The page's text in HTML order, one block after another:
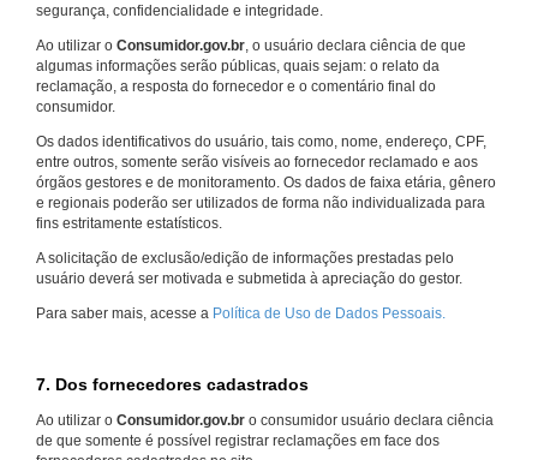
segurança, confidencialidade e integridade.
Ao utilizar o Consumidor.gov.br , o usuário declara ciência de que
algumas informações serão públicas, quais sejam: o relato da
reclamação, a resposta do fornecedor e o comentário final do
consumidor.
Os dados identificativos do usuário, tais como, nome, endereço, CPF,
entre outros, somente serão visíveis ao fornecedor reclamado e aos
órgãos gestores e de monitoramento. Os dados de faixa etária, gênero
e regionais poderão ser utilizados de forma não individualizada para
fins estritamente estatísticos.
A solicitação de exclusão/edição de informações prestadas pelo
usuário deverá ser motivada e submetida à apreciação do gestor.
Para saber mais, acesse a Política de Uso de Dados Pessoais.
7. Dos fornecedores cadastrados
Ao utilizar o Consumidor.gov.br o consumidor usuário declara ciência
de que somente é possível registrar reclamações em face dos